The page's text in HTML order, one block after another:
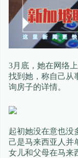
3月底，她在网络
找到她，称自己从
询房子的详情。
起初她没在意也没
己是马来西亚人并
女儿和父母在马来